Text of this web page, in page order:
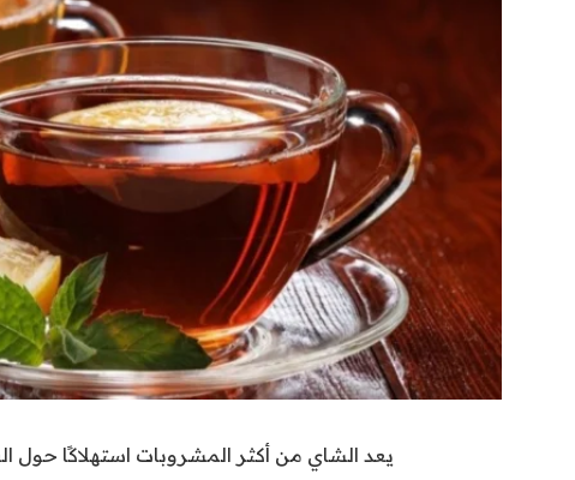
يعد الشاي من أكثر المشروبات استهلاكًا حول